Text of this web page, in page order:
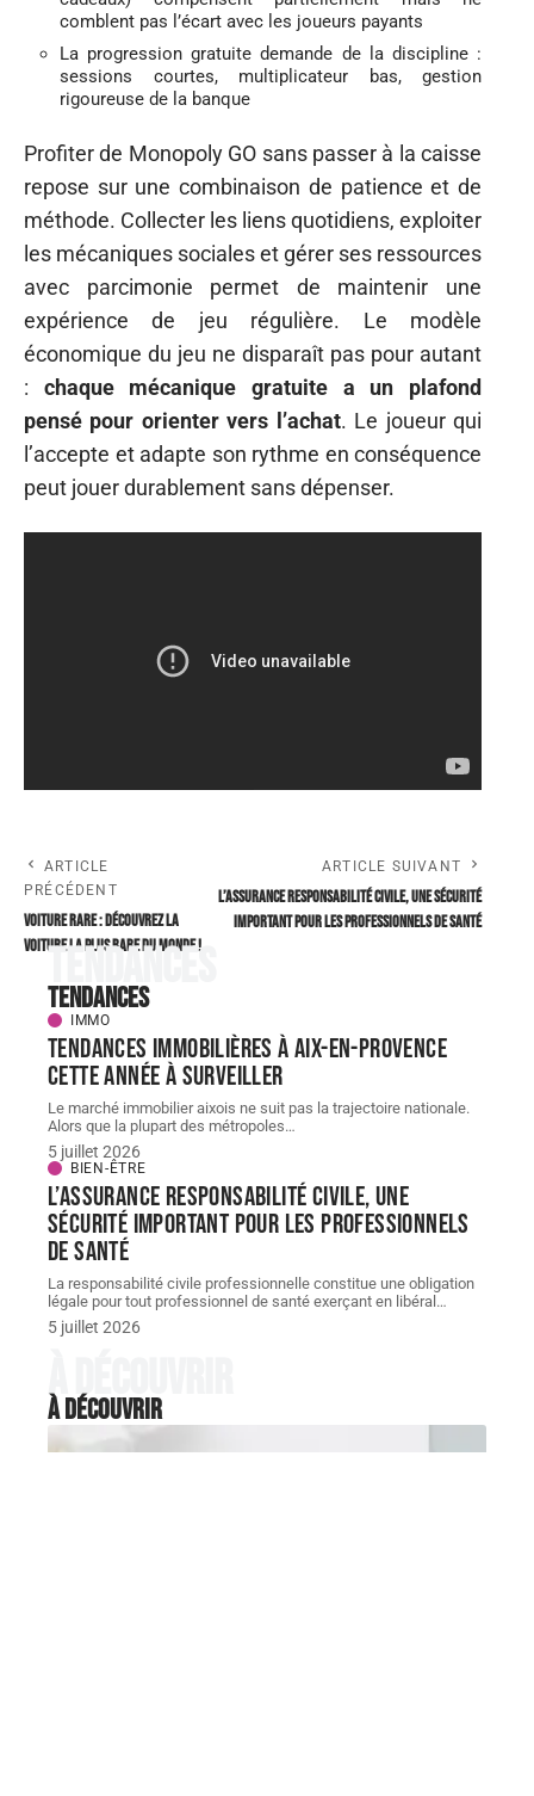
comblent pas l’écart avec les joueurs payants
La progression gratuite demande de la discipline :
sessions courtes, multiplicateur bas, gestion
rigoureuse de la banque
Profiter de Monopoly GO sans passer à la caisse
repose sur une combinaison de patience et de
méthode. Collecter les liens quotidiens, exploiter
les mécaniques sociales et gérer ses ressources
avec parcimonie permet de maintenir une
expérience de jeu régulière. Le modèle
économique du jeu ne disparaît pas pour autant
: chaque mécanique gratuite a un plafond
pensé pour orienter vers l’achat. Le joueur qui
l’accepte et adapte son rythme en conséquence
peut jouer durablement sans dépenser.
ARTICLE
PRÉCÉDENT
Voiture rare : Découvrez la
voiture la plus rare du monde !
ARTICLE SUIVANT
L’assurance responsabilité civile, une sécurité
important pour les professionnels de santé
Tendances
Tendances
IMMO
Tendances immobilières à Aix-en-Provence
cette année à surveiller
Le marché immobilier aixois ne suit pas la trajectoire nationale.
Alors que la plupart des métropoles…
5 juillet 2026
BIEN-ÊTRE
L’assurance responsabilité civile, une
sécurité important pour les professionnels
de santé
La responsabilité civile professionnelle constitue une obligation
légale pour tout professionnel de santé exerçant en libéral …
5 juillet 2026
À découvrir
À découvrir